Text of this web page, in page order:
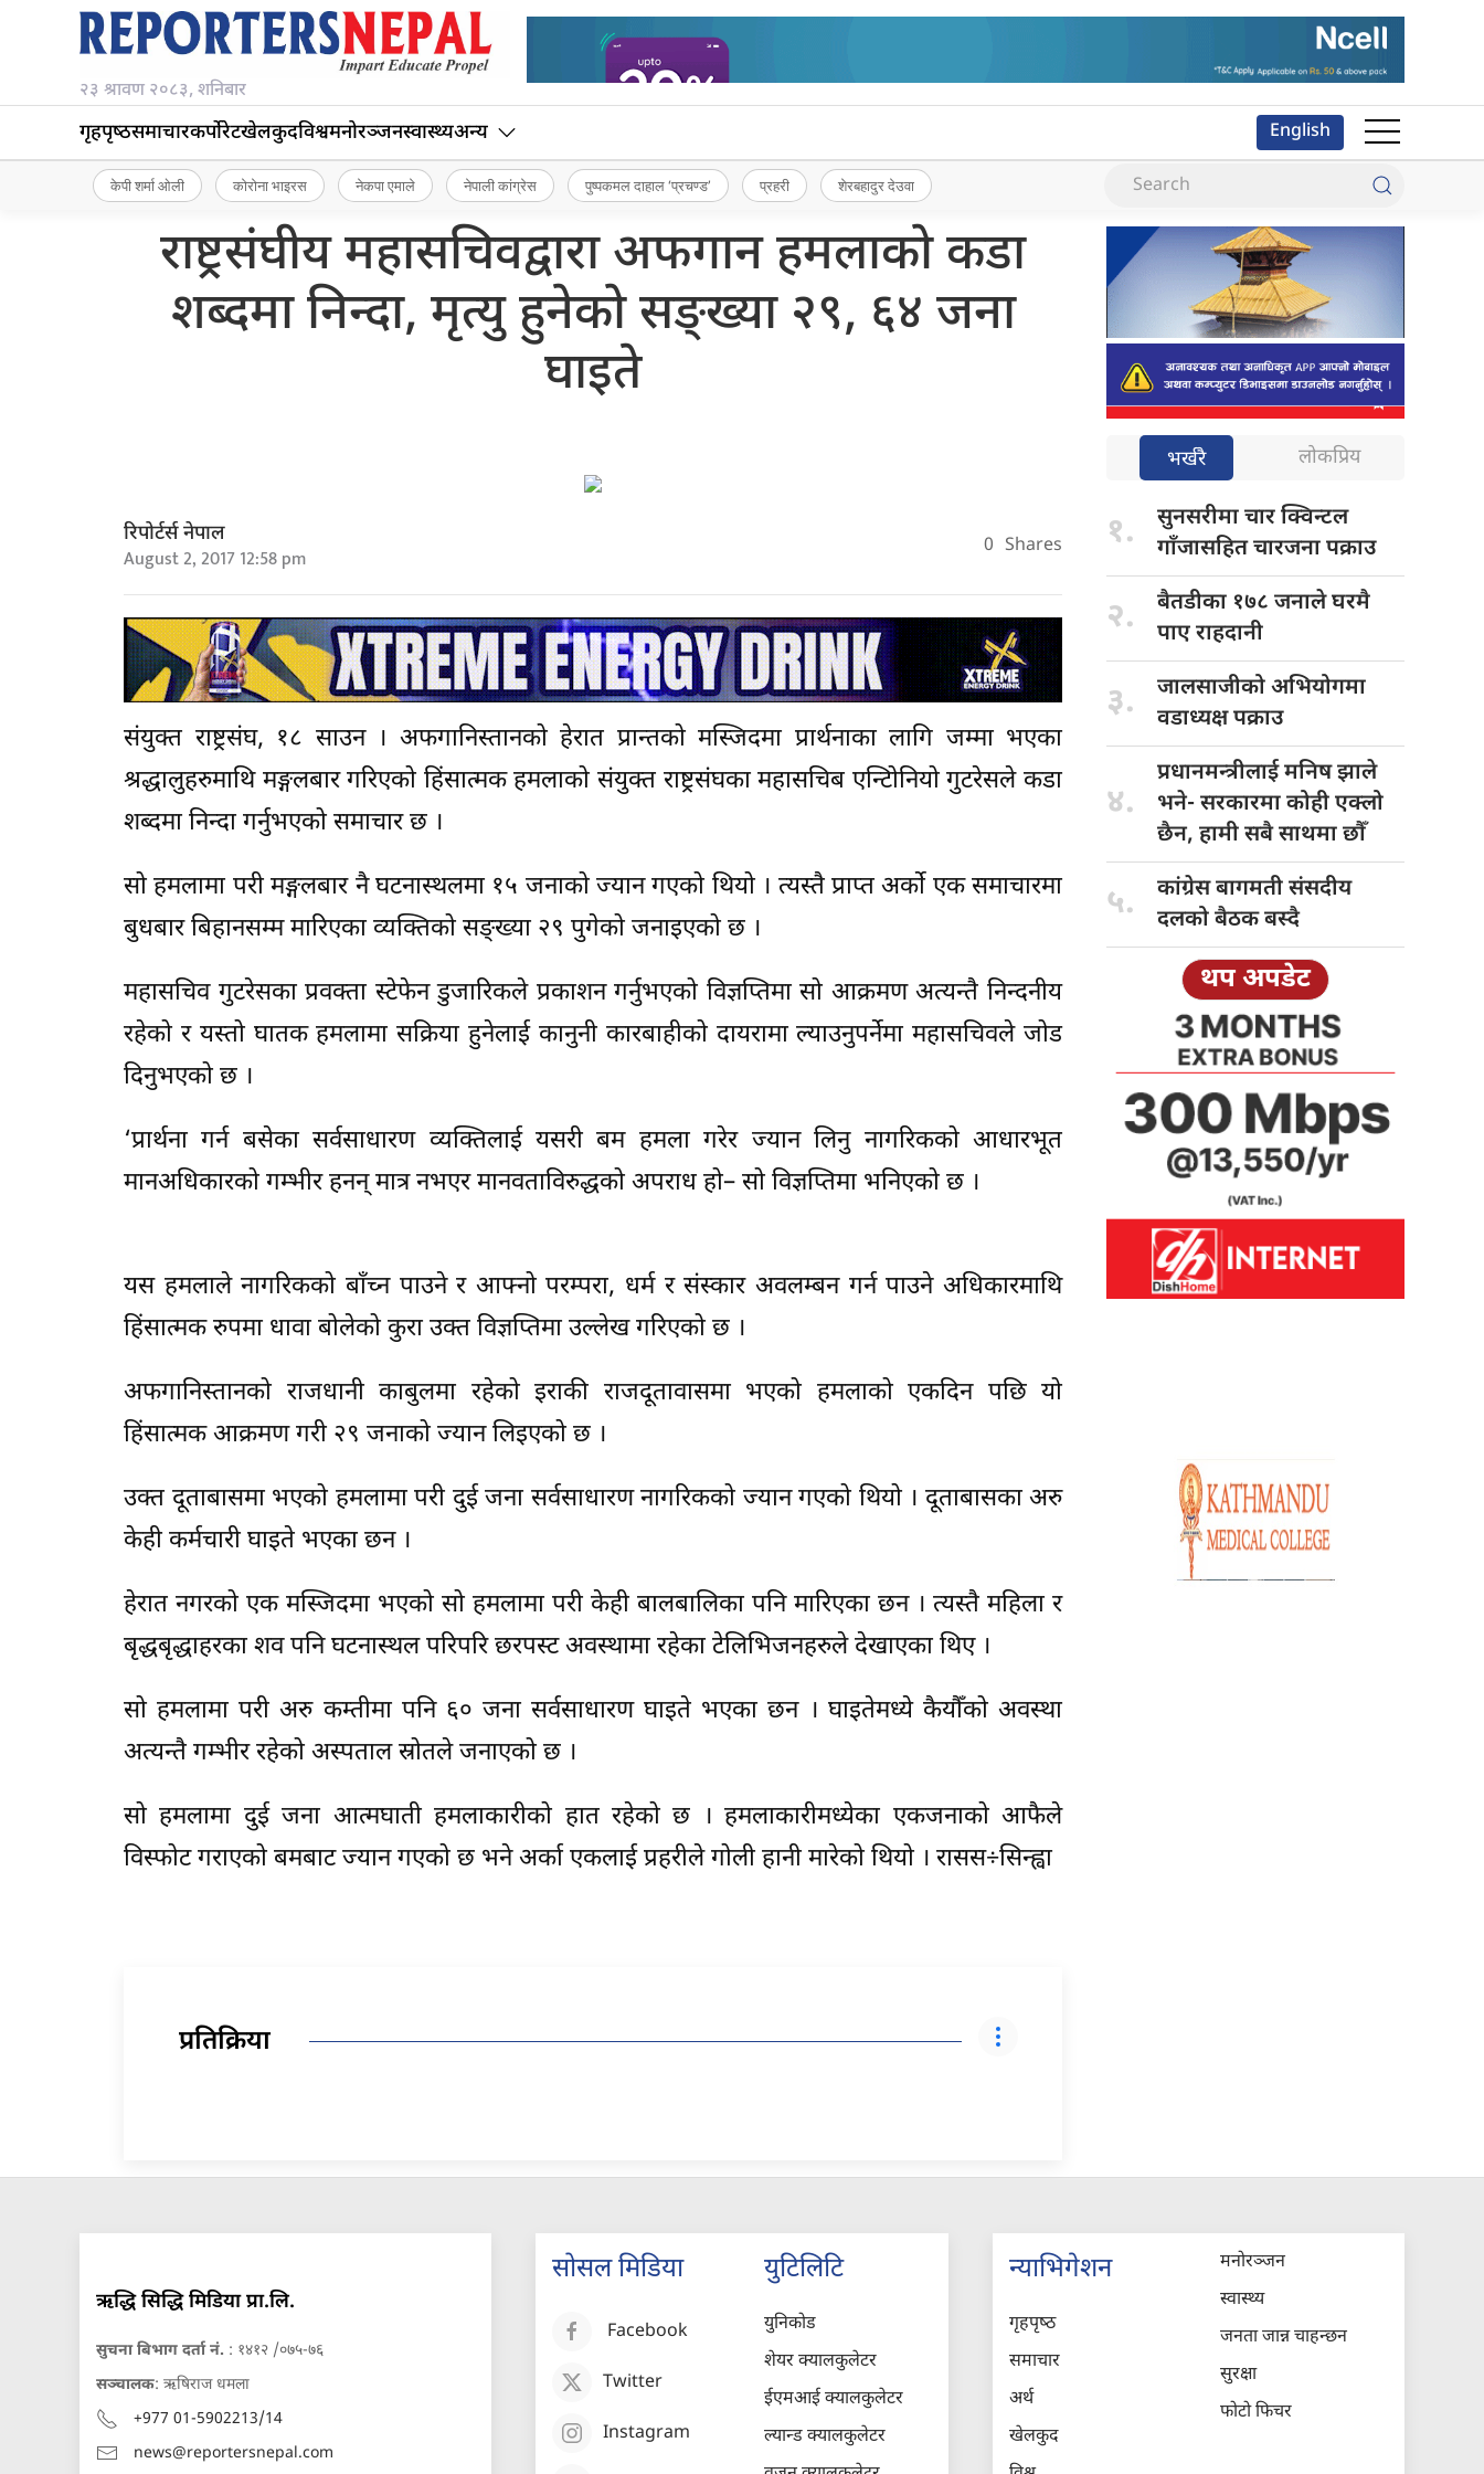
२३ श्रावण २०८३, शनिबार
गृहपृष्‍ठसमाचारकर्पोरेटखेलकुदविश्वमनोरञ्जनस्वास्थ्यअन्य English
केपी शर्मा ओली कोरोना भाइरस नेकपा एमाले नेपाली कांग्रेस पुष्पकमल दाहाल ‘प्रचण्ड’ प्रहरी शेरबहादुर देउवा
राष्ट्रसंघीय महासचिवद्वारा अफगान हमलाको कडा
शब्दमा निन्दा, मृत्यु हुनेको सङ्ख्या २९, ६४ जना
घाइते
रिपोर्टर्स नेपाल
August 2, 2017 12:58 pm 0 Shares
संयुक्त राष्ट्रसंघ, १८ साउन । अफगानिस्तानको हेरात प्रान्तको मस्जिदमा प्रार्थनाका लागि जम्मा भएका
श्रद्धालुहरुमाथि मङ्गलबार गरिएको हिंसात्मक हमलाको संयुक्त राष्ट्रसंघका महासचिब एन्टिोनियो गुटरेसले कडा
शब्दमा निन्दा गर्नुभएको समाचार छ ।
सो हमलामा परी मङ्गलबार नै घटनास्थलमा १५ जनाको ज्यान गएको थियो । त्यस्तै प्राप्त अर्काे एक समाचारमा
बुधबार बिहानसम्म मारिएका व्यक्तिको सङ्ख्या २९ पुगेको जनाइएको छ ।
महासचिव गुटरेसका प्रवक्ता स्टेफेन डुजारिकले प्रकाशन गर्नुभएको विज्ञप्तिमा सो आक्रमण अत्यन्तै निन्दनीय
रहेको र यस्तो घातक हमलामा सक्रिया हुनेलाई कानुनी कारबाहीको दायरामा ल्याउनुपर्नेमा महासचिवले जोड
दिनुभएको छ ।
‘प्रार्थना गर्न बसेका सर्वसाधारण व्यक्तिलाई यसरी बम हमला गरेर ज्यान लिनु नागरिकको आधारभूत
मानअधिकारको गम्भीर हनन् मात्र नभएर मानवताविरुद्धको अपराध हो– सो विज्ञप्तिमा भनिएको छ ।
यस हमलाले नागरिकको बाँच्न पाउने र आफ्नो परम्परा, धर्म र संस्कार अवलम्बन गर्न पाउने अधिकारमाथि
हिंसात्मक रुपमा धावा बोलेको कुरा उक्त विज्ञप्तिमा उल्लेख गरिएको छ ।
अफगानिस्तानको राजधानी काबुलमा रहेको इराकी राजदूतावासमा भएको हमलाको एकदिन पछि यो
हिंसात्मक आक्रमण गरी २९ जनाको ज्यान लिइएको छ ।
उक्त दूताबासमा भएको हमलामा परी दुई जना सर्वसाधारण नागरिकको ज्यान गएको थियो । दूताबासका अरु
केही कर्मचारी घाइते भएका छन ।
हेरात नगरको एक मस्जिदमा भएको सो हमलामा परी केही बालबालिका पनि मारिएका छन । त्यस्तै महिला र
बृद्धबृद्धाहरका शव पनि घटनास्थल परिपरि छरपस्ट अवस्थामा रहेका टेलिभिजनहरुले देखाएका थिए ।
सो हमलामा परी अरु कम्तीमा पनि ६० जना सर्वसाधारण घाइते भएका छन । घाइतेमध्ये कैयौँको अवस्था
अत्यन्तै गम्भीर रहेको अस्पताल स्रोतले जनाएको छ ।
सो हमलामा दुई जना आत्मघाती हमलाकारीको हात रहेको छ । हमलाकारीमध्येका एकजनाको आफैले
विस्फोट गराएको बमबाट ज्यान गएको छ भने अर्का एकलाई प्रहरीले गोली हानी मारेको थियो । रासस÷सिन्ह्वा
प्रतिक्रिया
भर्खरै लोकप्रिय
१. सुनसरीमा चारक्विन्टल
गाँजासहित चारजना पक्राउ
२. बैतडीका १७८ जनाले घरमै
पाए राहदानी
३.
जालसाजीको अभियोगमा
वडाध्यक्ष पक्राउ
४.
प्रधानमन्त्रीलाई मनिषझाले
भने- सरकारमा कोही एक्लो
छैन, हामी सबै साथमा छौँ
५. कांग्रेस बागमतीसंसदीय
दलको बैठक बस्दै
थप अपडेट
ऋद्धि सिद्धि मिडिया प्रा.लि.
सुचना बिभाग दर्ता नं. : १४१२ /०७५-७६
सञ्चालक: ऋषिराज धमला
+977 01-5902213/14
news@reportersnepal.com
सोसल मिडिया
Facebook
Twitter
Instagram
युटिलिटि
युनिकोड
शेयर क्यालकुलेटर
ईएमआई क्यालकुलेटर
ल्यान्ड क्यालकुलेटर
न्याभिगेशन
गृहपृष्‍ठ
समाचार
अर्थ
खेलकुद
मनोरञ्जन
स्वास्थ्य
जनता जान्न चाहन्छन
सुरक्षा
फोटो फिचर